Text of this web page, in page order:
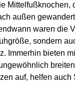
außen
waren die
sondern
Immerhin bieten
auf, helfen